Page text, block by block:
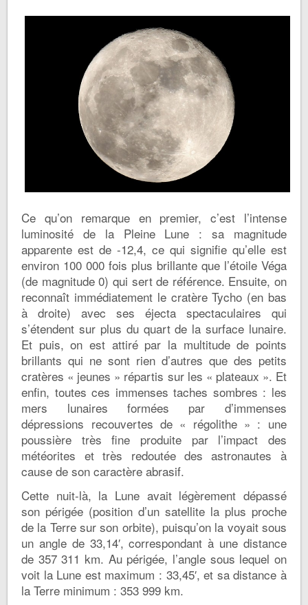
Ce qu’on remarque en premier, c’est l’intense
luminosité de la Pleine Lune : sa magnitude
apparente est de -12,4, ce qui signifie qu’elle est
environ 100 000 fois plus brillante que l’étoile Véga
(de magnitude 0) qui sert de référence. Ensuite, on
reconnaît immédiatement le cratère Tycho (en bas
à droite) avec ses éjecta spectaculaires qui
s’étendent sur plus du quart de la surface lunaire.
Et puis, on est attiré par la multitude de points
brillants qui ne sont rien d’autres que des petits
cratères « jeunes » répartis sur les « plateaux ». Et
enfin, toutes ces immenses taches sombres : les
mers lunaires formées par d’immenses
dépressions recouvertes de « régolithe » : une
poussière très fine produite par l’impact des
météorites et très redoutée des astronautes à
cause de son caractère abrasif.
Cette nuit-là, la Lune avait légèrement dépassé
son périgée (position d’un satellite la plus proche
de la Terre sur son orbite), puisqu’on la voyait sous
un angle de 33,14′, correspondant à une distance
de 357 311 km. Au périgée, l’angle sous lequel on
voit la Lune est maximum : 33,45′, et sa distance à
la Terre minimum : 353 999 km.